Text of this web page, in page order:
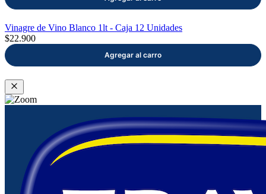
Vinagre de Vino Blanco 1lt - Caja 12 Unidades
$22.900